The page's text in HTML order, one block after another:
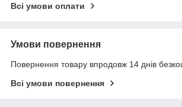
Всі умови оплати
Умови повернення
Повернення товару впродовж 14 днів
Всі умови повернення